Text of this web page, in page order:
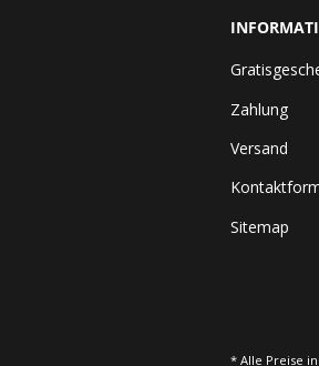
Zahlung
Versand
Sitemap
* Alle Preise